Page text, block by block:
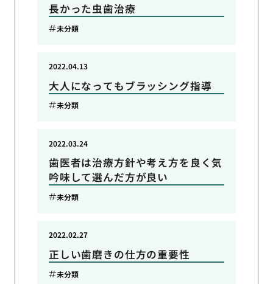
長かった虫歯治療
未分類
大人になってもブラッシング指導
2022.04.13
未分類
歯医者は治療方針や考え方を良く気
吟味して選んだ方が良い
2022.03.24
未分類
正しい歯磨きの仕方の重要性
2022.02.27
未分類